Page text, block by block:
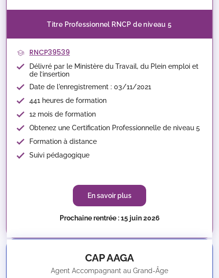
Titre Professionnel RNCP de niveau 5
RNCP39539
Délivré par le Ministère du Travail, du Plein emploi et
de l’insertion
Date de l'enregistrement : 03/11/2021
441 heures de formation
12 mois de formation
Obtenez une Certification Professionnelle de niveau 5
Formation à distance
Suivi pédagogique
En savoir plus
Prochaine rentrée : 15 juin 2026
CAP AAGA
Agent Accompagnant au Grand-Âge